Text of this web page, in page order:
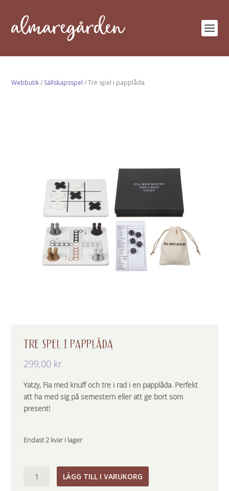
Webbutik/ Sällskapsspel / Tre spel i papplåda
TRE SPEL I PAPPLÅDA
299,00 kr
Yatzy, Fia med knuff och tre i rad i en papplåda. Perfekt
att ha med sig på semestern eller att ge bort som
present!
Endast 2 kvar i lager
LÄGG TILL I VARUKORG